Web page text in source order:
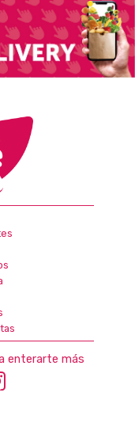
enterarte más